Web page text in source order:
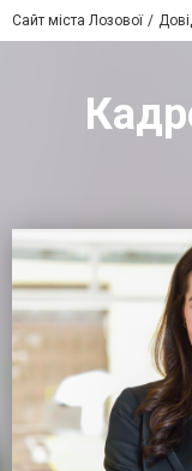
Сайт міста Лозової